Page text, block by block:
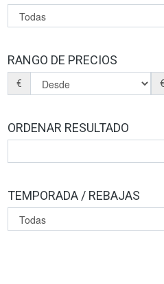
SANDALIAS
PLANTILLAS
RANGO DE PRECIOS
€ €
ORDENAR RESULTADO
TEMPORADA / REBAJAS